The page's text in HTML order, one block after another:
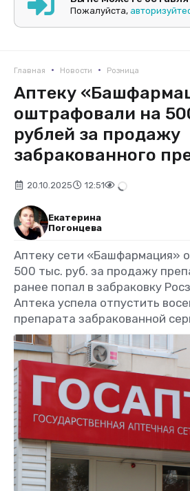
Пожалуйста,
Главная • Новости • Розница
Аптеку
оштрафовали на
рублей за продажу
забракованного
20.10.2025 12:51
Екатерина
Погонцева
Аптеку сети «Башфармация»
500 тыс. руб. за продажу
ранее попал в забраковку
Аптека успела отпустить
препарата забракованной